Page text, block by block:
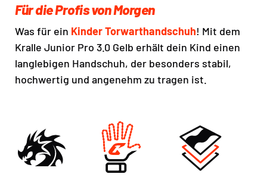
Für die Profis von Morgen
Was für ein Kinder Torwarthandschuh! Mit dem
Kralle Junior Pro 3.0 Gelb erhält dein Kind einen
langlebigen Handschuh, der besonders stabil,
hochwertig und angenehm zu tragen ist.